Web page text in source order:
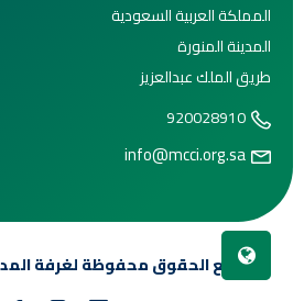
المملكة العربية السعودية
المدينة المنورة
طريق الملك عبدالعزيز
920028910
info@mcci.org.sa
جميع الحقوق محفوظة لغرفة